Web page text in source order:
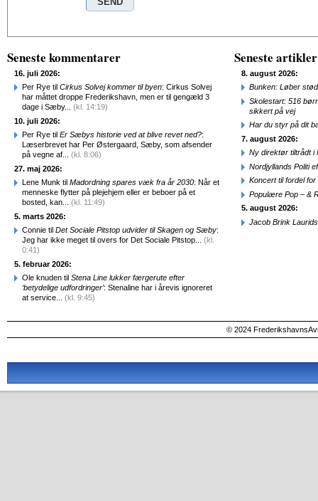
Seneste kommentarer
16. juli 2026:
Per Rye til Cirkus Solvej kommer til byen: Cirkus Solvej
har måttet droppe Frederikshavn, men er til gengæld 3
dage i Sæby... (kl. 14:19)
10. juli 2026:
Per Rye til Er Sæbys historie ved at blive revet ned?:
Læserbrevet har Per Østergaard, Sæby, som afsender
på vegne af... (kl. 8:06)
27. maj 2026:
Lene Munk til Madordning spares væk fra år 2030: Når et
menneske flytter på plejehjem eller er beboer på et
bosted, kan... (kl. 11:49)
5. marts 2026:
Connie til Det Sociale Pitstop udvider til Skagen og Sæby:
Jeg har ikke meget til overs for Det Sociale Pitstop... (kl.
0:41)
5. februar 2026:
Ole knuden til Stena Line lukker færgerute efter
‘betydelige udfordringer’: Stenaline har i årevis ignoreret
at service... (kl. 9:45)
Seneste artikler
8. august 2026:
Bunken: Løber
Skolestart: 516
sikkert på vej
Har du styr på dit
7. august 2026:
Ny direktør tiltrådt i
Nordjyllands Politi
Koncert til fordel
Populære Pop – &
5. august 2026:
Jacob Brink
© 2024